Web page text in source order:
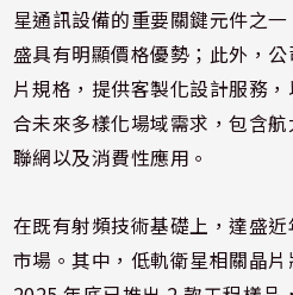
星通訊設備的重要關鍵元件之
盛具有明顯價格優勢；此外，
片規格，提供客製化設計服務
合未來多樣化場域需求，包含
聯網以及消費性應用。
在既有射頻技術基礎上，達盛
市場。其中，低軌衛星相關晶片